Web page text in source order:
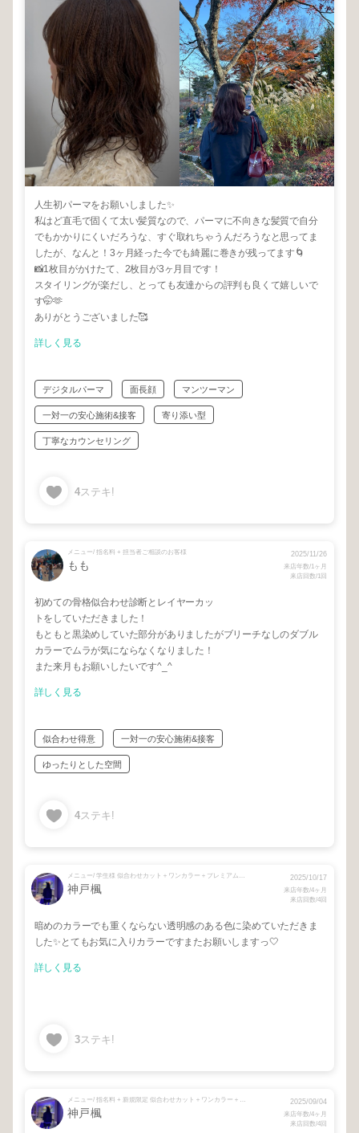
人生初パーマをお願いしました✨
私はど直毛で固くて太い髪質なので、パーマに不向きな髪質で自分
でもかかりにくいだろうな、すぐ取れちゃうんだろうなと思ってま
したが、なんと！3ヶ月経った今でも綺麗に巻きが残ってます🌀
📸1枚目がかけたて、2枚目が3ヶ月目です！
スタイリングが楽だし、とっても友達からの評判も良くて嬉しいで
す🤭🫶
ありがとうございました🥰
詳しく見る
デジタルパーマ 面長顔 マンツーマン
一対一の安心施術&接客 寄り添い型
丁寧なカウンセリング
4ステキ!
メニュー/ 指名料 + 担当者ご相談のお客様
もも
2025/11/26
来店年数/1ヶ月
来店回数/1回
初めての骨格似合わせ診断とレイヤーカッ
トをしていただきました！
もともと黒染めしていた部分がありましたがブリーチなしのダブル
カラーでムラが気にならなくなりました！
また来月もお願いしたいです^_^
詳しく見る
似合わせ得意 一対一の安心施術&接客
ゆったりとした空間
4ステキ!
メニュー/ 学生様 似合わせカット＋ワンカラー＋プレミアムトリートメント
神戸楓
2025/10/17
来店年数/4ヶ月
来店回数/4回
暗めのカラーでも重くならない透明感のある色に染めていただきま
した✨とてもお気に入りカラーですまたお願いしますっ🤍
詳しく見る
3ステキ!
メニュー/ 指名料 + 新規限定 似合わせカット＋ワンカラー＋髪質改善トリートメント
神戸楓
2025/09/04
来店年数/4ヶ月
来店回数/4回